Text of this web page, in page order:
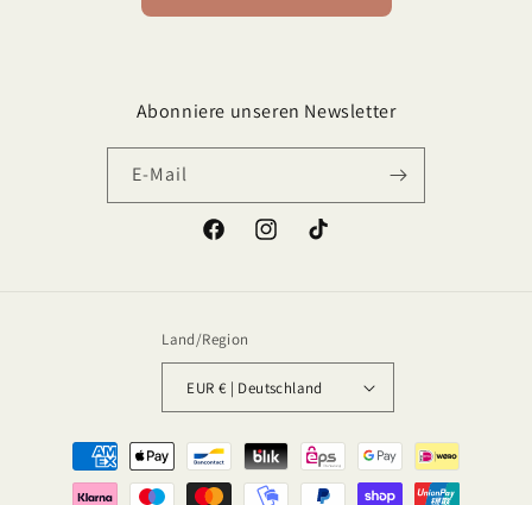
Abonniere unseren Newsletter
E-Mail
Land/Region
EUR € | Deutschland